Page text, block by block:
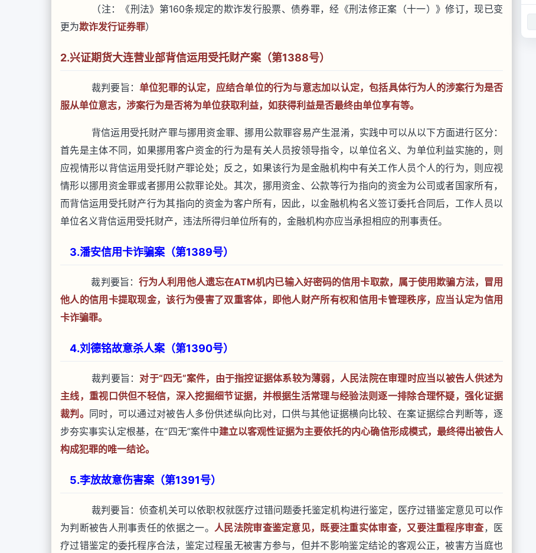
（注：《刑法》第160条规定的欺诈发行股票、债券罪，经《刑法修正案（十一）》修订，现已变
更为欺诈发行证券罪）
2.兴证期货大连营业部背信运用受托财产案（第1388号）
裁判要旨： 单位犯罪的认定，应结合单位的行为与意志加以认定，包括具体行为人的涉案行为是否
服从单位意志，涉案行为是否将为单位获取利益，如获得利益是否最终由单位享有等。
背信运用受托财产罪与挪用资金罪、挪用公款罪容易产生混淆，实践中可以从以下方面进行区分：
首先是主体不同，如果挪用客户资金的行为是有关人员按领导指令，以单位名义、为单位利益实施的，则
应视情形以背信运用受托财产罪论处；反之，如果该行为是金融机构中有关工作人员个人的行为，则应视
情形以挪用资金罪或者挪用公款罪论处。其次，挪用资金、公款等行为指向的资金为公司或者国家所有，
而背信运用受托财产行为其指向的资金为客户所有，因此，以金融机构名义签订委托合同后，工作人员以
单位名义背信运用受托财产，违法所得归单位所有的，金融机构亦应当承担相应的刑事责任。
3.潘安信用卡诈骗案（第1389号）
裁判要旨： 行为人利用他人遗忘在ATM机内已输入好密码的信用卡取款，属于使用欺骗方法，冒用
他人的信用卡提取现金，该行为侵害了双重客体，即他人财产所有权和信用卡管理秩序，应当认定为信用
卡诈骗罪。
4.刘德铭故意杀人案（第1390号）
裁判要旨： 对于“四无”案件，由于指控证据体系较为薄弱，人民法院在审理时应当以被告人供述为
主线，重视口供但不轻信，深入挖掘细节证据，并根据生活常理与经验法则逐一排除合理怀疑，强化证据
裁判。 同时，可以通过对被告人多份供述纵向比对，口供与其他证据横向比较、在案证据综合判断等，逐
步夯实事实认定根基，在“四无”案件中建立以客观性证据为主要依托的内心确信形成模式，最终得出被告人
构成犯罪的唯一结论。
5.李放故意伤害案（第1391号）
裁判要旨：侦查机关可以依职权就医疗过错问题委托鉴定机构进行鉴定，医疗过错鉴定意见可以作
为判断被告人刑事责任的依据之一。 人民法院审查鉴定意见，既要注重实体审查，又要注重程序审查，医
疗过错鉴定的委托程序合法，鉴定过程虽无被害方参与，但并不影响鉴定结论的客观公正，被害方当庭也